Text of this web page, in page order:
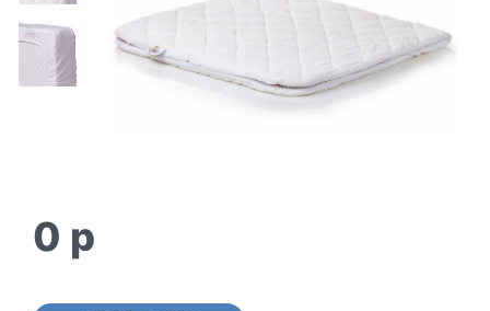
0 p